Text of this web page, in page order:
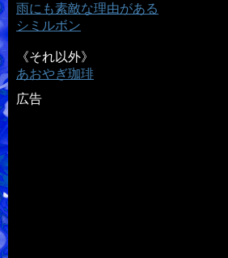
雨にも素敵な理由がある
シミルボン
《それ以外》
あおやぎ珈琲
広告